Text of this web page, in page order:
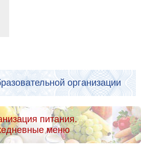
организации
питания.
меню